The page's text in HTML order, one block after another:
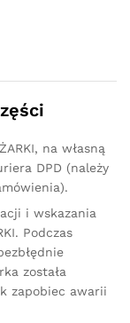
na własną
DPD (należy
i wskazania
Podczas
została
zapobiec awarii